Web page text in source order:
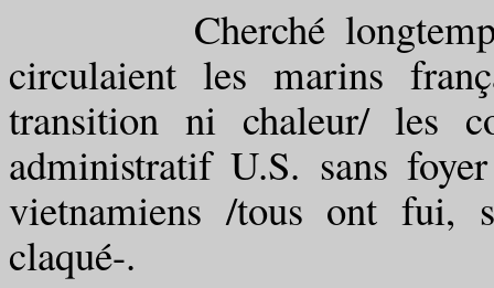
Cherché longtemps
circulaient les marins
transition ni chaleur/ les
administratif U.S. sans
vietnamiens /tous ont fui,
claqué-.